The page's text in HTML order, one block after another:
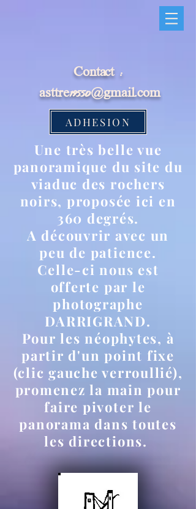
Contact :
asttre19550@gmail.com
ADHESION
Une très belle vue
panoramique du site du
viaduc des rochers
noirs, proposée ici en
360 degrés.
A découvrir avec un
peu de patience.
Celle-ci nous est
offerte par le
photographe
DARRIGRAND.
Pour les néophytes, à
partir d'un point fixe
(clic gauche verroullié),
promenez la main pour
faire pivoter le
panorama dans toutes
les directions.